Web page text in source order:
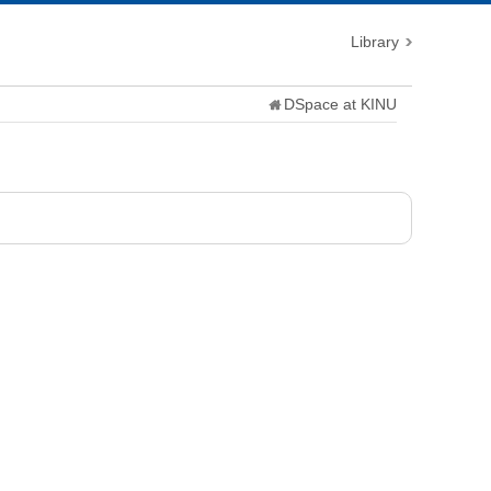
Library
DSpace at KINU